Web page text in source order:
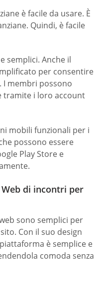
è facile da usare. È
Quindi, è facile
semplici. Anche il
per consentire
I membri possono
tramite i loro account
mobili funzionali per i
possono essere
Play Store e
di incontri per
sono semplici per
Con il suo design
è semplice e
comoda senza